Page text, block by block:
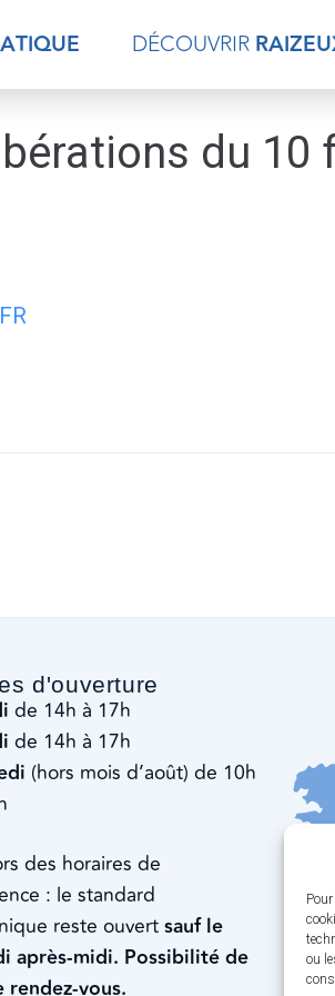
ou
DÉCOUVRIR
du 10
d'ouverture
de 14h à 17h
de 14h à 17h
(hors mois d’août) de 10h
des horaires de
: le standard
reste ouvertsauf le
après-midi. Possibilité de
rendez-vous.